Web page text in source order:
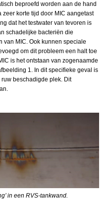
beproefd worden aan de hand
zeer korte tijd door MIC aangetast
dat het testwater van tevoren is
schadelijke bacteriën die
van MIC. Ook kunnen speciale
om dit probleem een halt toe
is het ontstaan van zogenaamde
1. In dit specifieke geval is
beschadigde plek. Dit
in een RVS-tankwand.